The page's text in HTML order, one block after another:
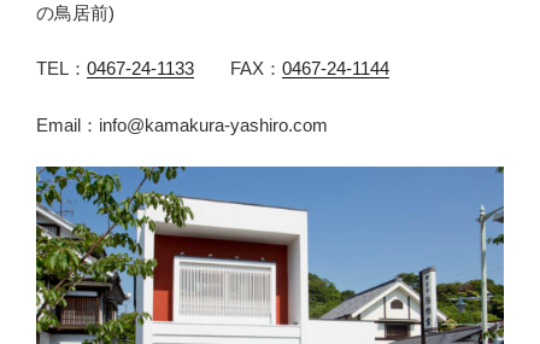
の鳥居前)
TEL： 0467-24-1133 FAX： 0467-24-1144
Email：info@kamakura-yashiro.com